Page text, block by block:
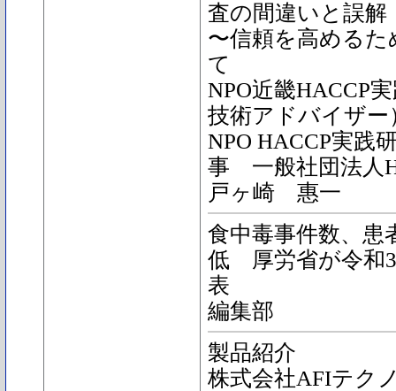
査の間違いと誤解
〜信頼を高める
て
NPO近畿HACCP
技術アドバイザー
NPO HACCP実
事 一般社団法人
戸ヶ崎 惠一
食中毒事件数、患
低 厚労省が令和
表
編集部
製品紹介
株式会社AFIテク